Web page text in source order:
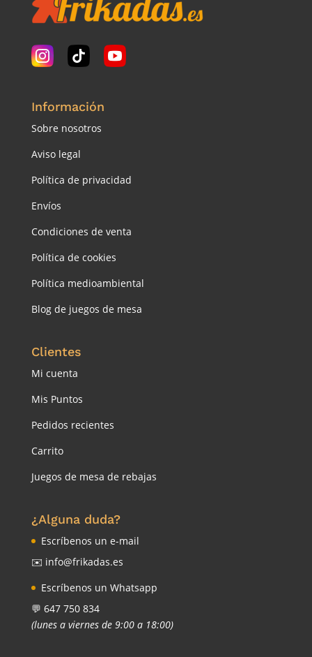
Información
Sobre nosotros
Aviso legal
Política de privacidad
Envíos
Condiciones de venta
Política de cookies
Política medioambiental
Blog de juegos de mesa
Clientes
Mi cuenta
Mis Puntos
Pedidos recientes
Carrito
Juegos de mesa de rebajas
¿Alguna duda?
Escríbenos un e-mail
✉️ info@frikadas.es
Escríbenos un Whatsapp
💬 647 750 834
(lunes a viernes de 9:00 a 18:00)